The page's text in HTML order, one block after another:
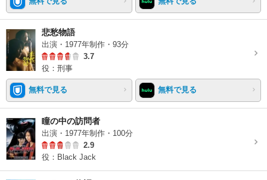
悲愁物語
出演・1977年制作・93分
3.7
役：刑事
無料で見る 無料で見る
瞳の中の訪問者
出演・1977年制作・100分
2.9
役：Black Jack